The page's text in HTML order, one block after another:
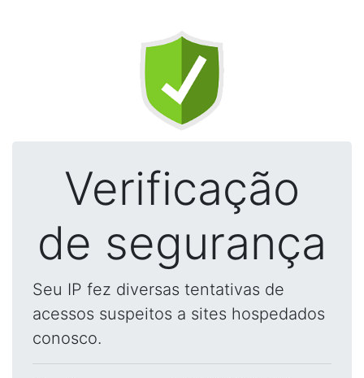
Verificação
de segurança
Seu IP fez diversas tentativas de
acessos suspeitos a sites hospedados
conosco.